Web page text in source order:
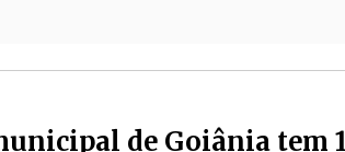
de Goiânia tem